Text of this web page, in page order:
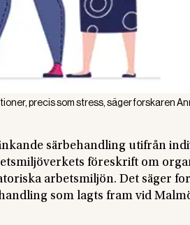
precis som stress, säger forskaren
särbehandling utifrån
föreskrift om
arbetsmiljön. Det säger
som lagts fram vid